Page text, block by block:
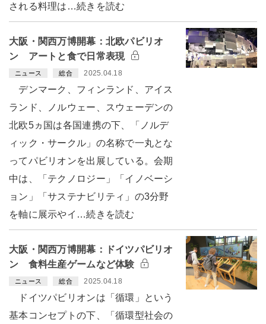
される料理は…続きを読む
大阪・関西万博開幕：北欧パビリオ
ン アートと食で日常表現
ニュース 総合 2025.04.18
デンマーク、フィンランド、アイス
ランド、ノルウェー、スウェーデンの
北欧5ヵ国は各国連携の下、「ノルデ
ィック・サークル」の名称で一丸とな
ってパビリオンを出展している。会期
中は、「テクノロジー」「イノベーシ
ョン」「サステナビリティ」の3分野
を軸に展示やイ…続きを読む
大阪・関西万博開幕：ドイツパビリオ
ン 食料生産ゲームなど体験
ニュース 総合 2025.04.18
ドイツパビリオンは「循環」という
基本コンセプトの下、「循環型社会の